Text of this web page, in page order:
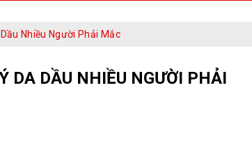
Nhiều Người Phải Mắc
DA DẦU NHIỀU NGƯỜI PHẢI